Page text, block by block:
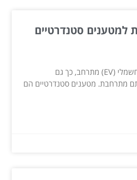
למטענים סטנדרטיים
ככל ששוק הרכב החשמלי (EV) מתרחב, כך גם
מתרחבת. מטענים סטנדרטיים הם